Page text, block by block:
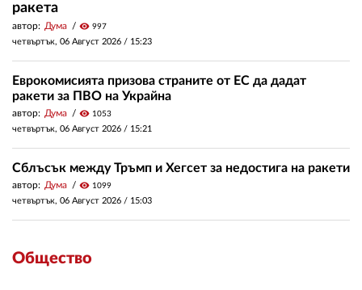
ракета
автор: Дума visibility 997
четвъртък, 06 Август 2026 / 15:23
Еврокомисията призова страните от ЕС да дадат
ракети за ПВО на Украйна
автор: Дума visibility 1053
четвъртък, 06 Август 2026 / 15:21
Сблъсък между Тръмп и Хегсет за недостига на ракети
автор: Дума visibility 1099
четвъртък, 06 Август 2026 / 15:03
Общество